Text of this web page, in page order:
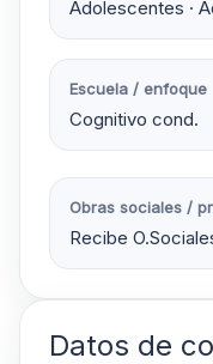
Adolescentes ·
Escuela / enfoque
Cognitivo cond.
Obras sociales /
Recibe
Datos de